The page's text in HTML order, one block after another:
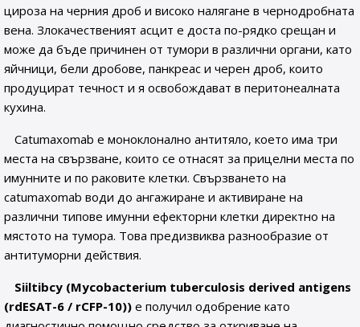
цироза на черния дроб и високо налягане в чернодробната
вена. Злокачественият асцит е доста по-рядко срещан и
може да бъде причинен от тумори в различни органи, като
яйчници, бели дробове, панкреас и черен дроб, които
продуцират течност и я освобождават в перитонеалната
кухина.
Catumaxomab е моноклонално антитяло, което има три
места на свързване, които се отнасят за прицелни места по
имунните и по раковите клетки. Свързването на
catumaxomab води до ангажиране и активиране на
различни типове имунни ефекторни клетки директно на
мястото на тумора. Това предизвиква разнообразие от
антитуморни действия.
Siiltibcy (Mycobacterium tuberculosis derived antigens
(rdESAT-6 / rCFP-10)) е получил одобрение като